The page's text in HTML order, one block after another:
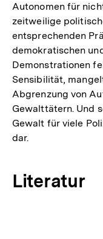
Autonomen für
zeitweilige
entsprechenden
demokratischen
Demonstrationen
Sensibilität,
Abgrenzung von
Gewalttätern. Und
Gewalt für viele
dar.
Literatur